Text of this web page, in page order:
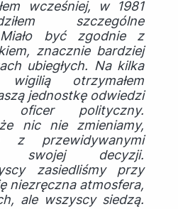
wcześniej, w 1981
szczególne
być zgodnie z
znacznie bardziej
ubiegłych. Na kilka
otrzymałem
jednostkę odwiedzi
oficer polityczny.
że nic nie zmieniamy,
z przewidywanymi
swojej decyzji.
zasiedliśmy przy
niezręczna atmosfera,
ale wszyscy siedzą.